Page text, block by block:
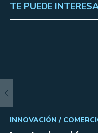
TE PUEDE
INNOVACIÓN /